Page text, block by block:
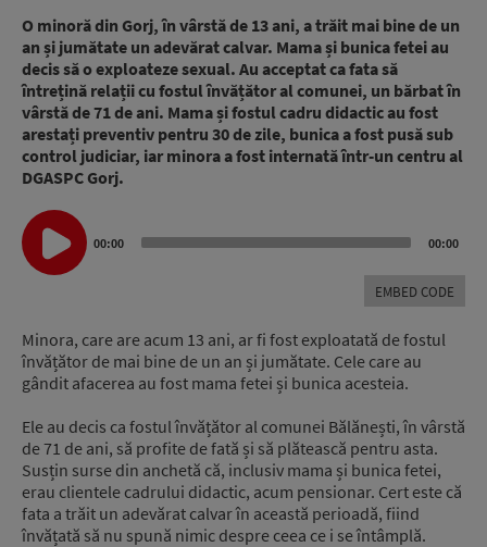
O minoră din Gorj, în vârstă de 13 ani, a trăit mai bine de un
an și jumătate un adevărat calvar. Mama și bunica fetei au
decis să o exploateze sexual. Au acceptat ca fata să
întrețină relații cu fostul învățător al comunei, un bărbat în
vârstă de 71 de ani. Mama și fostul cadru didactic au fost
arestați preventiv pentru 30 de zile, bunica a fost pusă sub
control judiciar, iar minora a fost internată într-un centru al
DGASPC Gorj.
Audio
Player
00:00 00:00
EMBED CODE
Minora, care are acum 13 ani, ar fi fost exploatată de fostul
învățător de mai bine de un an și jumătate. Cele care au
gândit afacerea au fost mama fetei și bunica acesteia.
Ele au decis ca fostul învățător al comunei Bălănești, în vârstă
de 71 de ani, să profite de fată și să plătească pentru asta.
Susțin surse din anchetă că, inclusiv mama și bunica fetei,
erau clientele cadrului didactic, acum pensionar. Cert este că
fata a trăit un adevărat calvar în această perioadă, fiind
învățată să nu spună nimic despre ceea ce i se întâmplă.